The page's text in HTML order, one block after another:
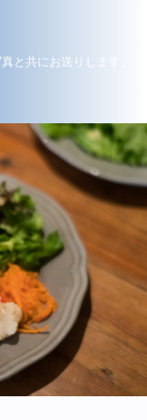
と共にお送りします。